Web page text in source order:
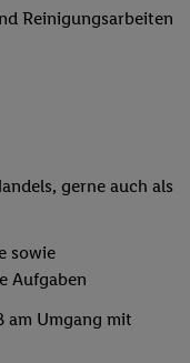
Reinigungsarbeiten
gerne auch als
sowie
Aufgaben
am Umgang mit